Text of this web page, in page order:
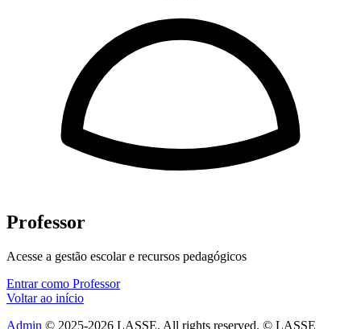
Professor
Acesse a gestão escolar e recursos pedagógicos
Entrar como Professor
Voltar ao início
Admin © 2025-2026 LASSE. All rights reserved. © LASSE